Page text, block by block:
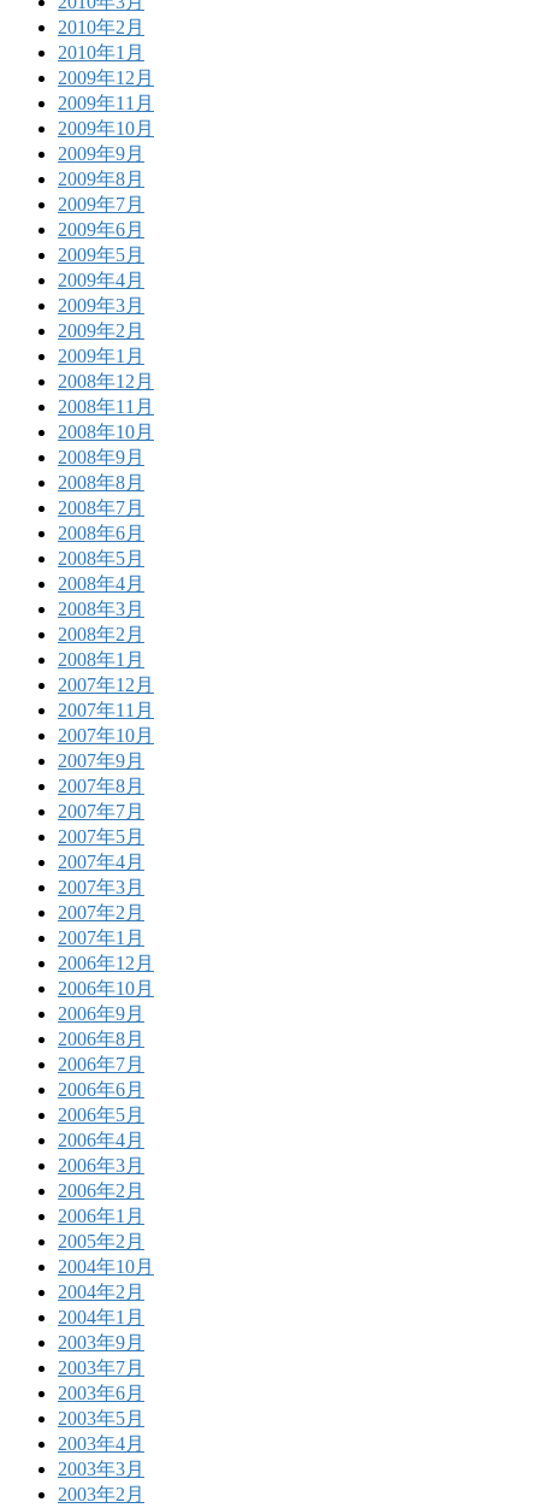
2010年2月
2010年1月
2009年12月
2009年11月
2009年10月
2009年9月
2009年8月
2009年7月
2009年6月
2009年5月
2009年4月
2009年3月
2009年2月
2009年1月
2008年12月
2008年11月
2008年10月
2008年9月
2008年8月
2008年7月
2008年6月
2008年5月
2008年4月
2008年3月
2008年2月
2008年1月
2007年12月
2007年11月
2007年10月
2007年9月
2007年8月
2007年7月
2007年5月
2007年4月
2007年3月
2007年2月
2007年1月
2006年12月
2006年10月
2006年9月
2006年8月
2006年7月
2006年6月
2006年5月
2006年4月
2006年3月
2006年2月
2006年1月
2005年2月
2004年10月
2004年2月
2004年1月
2003年9月
2003年7月
2003年6月
2003年5月
2003年4月
2003年3月
2003年2月